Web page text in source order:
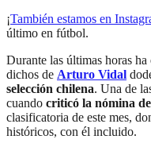
¡También estamos en
último en fútbol.
Durante las últimas horas
dichos de Arturo Vidal
selección chilena. Una de
cuando criticó la nómina
clasificatoria de este mes,
históricos, con él incluido.